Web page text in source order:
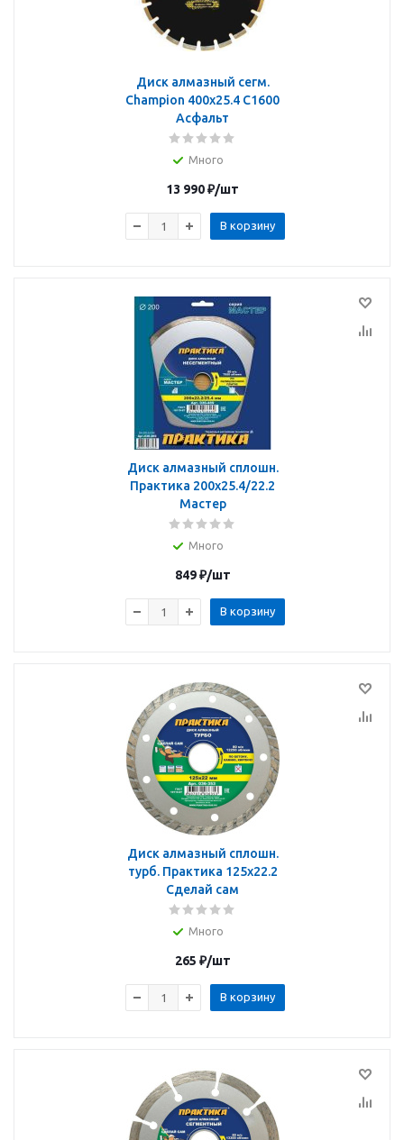
Диск алмазный сегм.
Champion 400х25.4 C1600
Асфальт
Много
13 990₽/шт
В корзину
Диск алмазный сплошн.
Практика 200х25.4/22.2
Мастер
Много
849₽/шт
В корзину
Диск алмазный сплошн.
турб. Практика 125х22.2
Сделай сам
Много
265 ₽/шт
В корзину